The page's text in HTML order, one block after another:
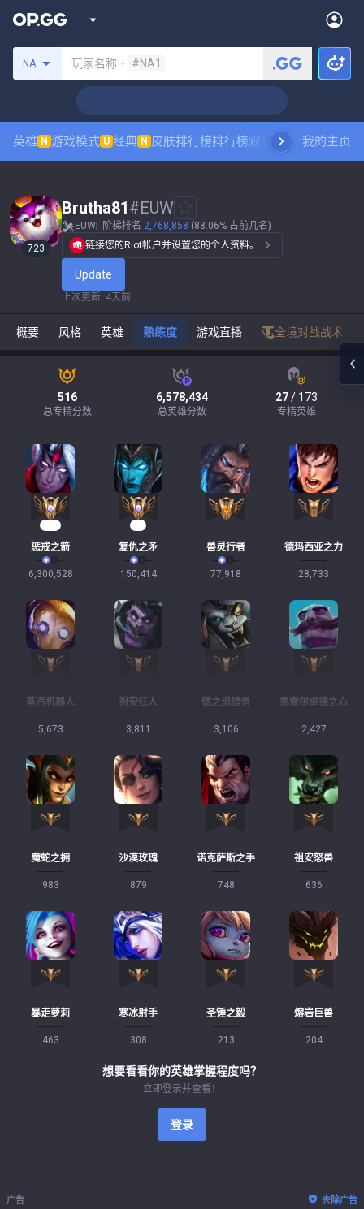
NA 玩家名称 + #NA1
英雄 N 游戏模式 U 经典 N 皮肤排行榜排行榜观看职业比赛数据统
我的主页
723
Brutha81#EUW
EUW 阶梯排名 2,768,858 (88.06% 占前几名)
链接您的Riot帐户并设置您的个人资料。
Update
上次更新: 4天前
概要 风格 英雄 熟练度 游戏直播 全境对战战术
516
总专精分数
6,578,434
总英雄分数
27/ 173
专精英雄
惩戒之箭
6,300,528
复仇之矛
150,414
兽灵行者
77,918
德玛西亚之力
28,733
蒸汽机器人
5,673
祖安狂人
3,811
傲之追猎者
3,106
弗雷尔卓德之心
2,427
魔蛇之拥
983
沙漠玫瑰
879
诺克萨斯之手
748
祖安怒兽
636
暴走萝莉
463
寒冰射手
308
圣锤之毅
213
熔岩巨兽
204
想要看看你的英雄掌握程度吗？
立即登录并查看！
登录
广告 去除广告